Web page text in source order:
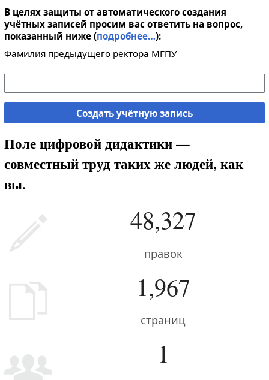
В целях защиты от автоматического создания
учётных записей просим вас ответить на вопрос,
показанный ниже (подробнее…):
Фамилия предыдущего ректора МГПУ
Создать учётную запись
Поле цифровой дидактики —
совместный труд таких же людей, как
вы.
48,327
правок
1,967
страниц
1